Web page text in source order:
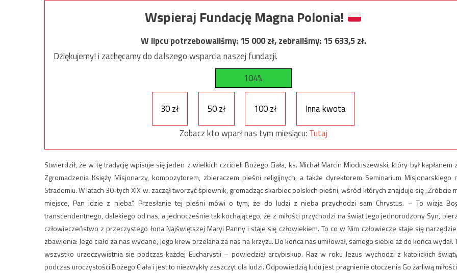
Wspieraj Fundację Magna Polonia!
W lipcu potrzebowaliśmy:15 000zł, zebraliśmy:15 633,5zł.
Dziękujemy! i zachęcamy do dalszego wsparcia naszej fundacji.
104%
30 zł 50 zł 100 zł
Inna kwota
Zobacz kto wparł nas tym miesiącu: Tutaj
Stwierdził, że w tę tradycję wpisuje się jeden z wielkich czcicieli Bożego Ciała, ks. Michał Marcin Mioduszewski, który był kapłanem
Zgromadzenia Księży Misjonarzy, kompozytorem, zbieraczem pieśni religijnych, a także dyrektorem Seminarium Misjonarskiego
Stradomiu. W latach 30-tych XIX w. zaczął tworzyć śpiewnik, gromadząc skarbiec polskich pieśni, wśród których znajduje się „Zróbcie
miejsce, Pan idzie z nieba”. Przesłanie tej pieśni mówi o tym, że do ludzi z nieba przychodzi sam Chrystus. – To wizja
transcendentnego, dalekiego od nas, a jednocześnie tak kochającego, że z miłości przychodzi na świat Jego jednorodzony Syn,
człowieczeństwo z przeczystego łona Najświętszej Maryi Panny i staje się człowiekiem. To co w Nim człowiecze staje się
zbawienia: Jego ciało za nas wydane, Jego krew przelana za nas na krzyżu. Do końca nas umiłował, samego siebie aż do końca wydał.
wszystko urzeczywistnia się podczas każdej Eucharystii – powiedział arcybiskup. Raz w roku Jezus wychodzi z katolickich
podczas uroczystości Bożego Ciała i jest to niezwykły zaszczyt dla ludzi. Odpowiedzią ludu jest pragnienie otoczenia Go żarliwą